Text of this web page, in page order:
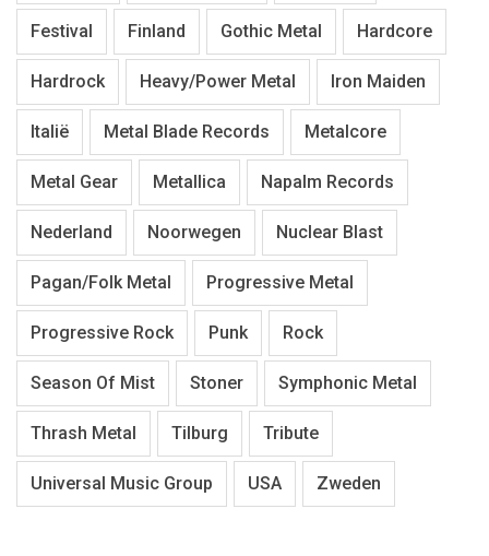
Festival Finland Gothic Metal Hardcore
Hardrock Heavy/Power Metal Iron Maiden
Italië Metal Blade Records Metalcore
Metal Gear Metallica Napalm Records
Nederland Noorwegen Nuclear Blast
Pagan/Folk Metal Progressive Metal
Progressive Rock Punk Rock
Season Of Mist Stoner Symphonic Metal
Thrash Metal Tilburg Tribute
Universal Music Group USA Zweden